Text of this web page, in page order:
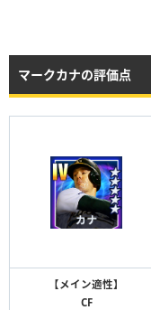
マークカナの評価点
【メイン適性】
CF